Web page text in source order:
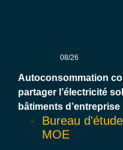
08/26
Autoconsommation
partager l’électricité
bâtiments d’entreprise
Bureau
MOE